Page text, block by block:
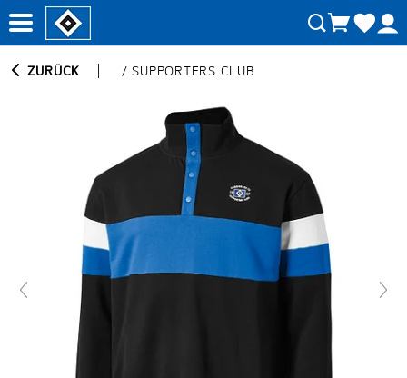
ZURÜCK /SUPPORTERS CLUB